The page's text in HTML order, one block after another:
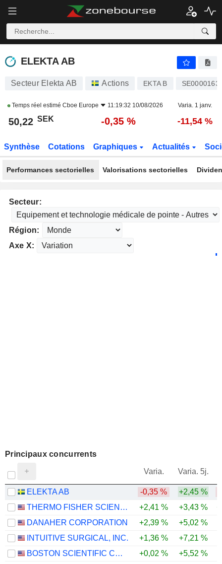
ELEKTA AB
ELEKTA AB
Secteur Elekta AB Actions EKTA B
Temps réel estimé Cboe Europe 11:19:32 10/08/2026 Varia. 1 janv.
50,22 SEK -0,35 % -11,54 %
Synthèse Cotations Graphiques Actualités
Performances sectorielles Valorisations sectorielles
Secteur:
Région:
Axe X:
Principaux concurrents
Varia. Varia. 5j.
ELEKTA AB
-0,35 % +2,45 %
THERMO FISHER SCIENTIFIC, INC.
+2,41 % +3,43 %
DANAHER CORPORATION
+2,39 % +5,02 %
INTUITIVE SURGICAL, INC.
+1,36 % +7,21 %
BOSTON SCIENTIFIC CORPORATION
+0,02 % +5,52 %